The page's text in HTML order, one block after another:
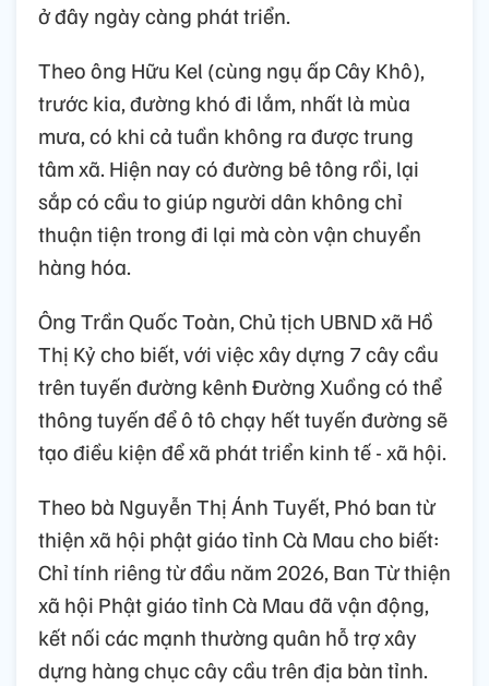
ở đây ngày càng phát triển.
Theo ông Hữu Kel (cùng ngụ ấp Cây Khô),
trước kia, đường khó đi lắm, nhất là mùa
mưa, có khi cả tuần không ra được trung
tâm xã. Hiện nay có đường bê tông rồi, lại
sắp có cầu to giúp người dân không chỉ
thuận tiện trong đi lại mà còn vận chuyển
hàng hóa.
Ông Trần Quốc Toàn, Chủ tịch UBND xã Hồ
Thị Kỷ cho biết, với việc xây dựng 7 cây cầu
trên tuyến đường kênh Đường Xuồng có thể
thông tuyến để ô tô chạy hết tuyến đường sẽ
tạo điều kiện để xã phát triển kinh tế - xã hội.
Theo bà Nguyễn Thị Ánh Tuyết, Phó ban từ
thiện xã hội phật giáo tỉnh Cà Mau cho biết:
Chỉ tính riêng từ đầu năm 2026, Ban Từ thiện
xã hội Phật giáo tỉnh Cà Mau đã vận động,
kết nối các mạnh thường quân hỗ trợ xây
dựng hàng chục cây cầu trên địa bàn tỉnh.